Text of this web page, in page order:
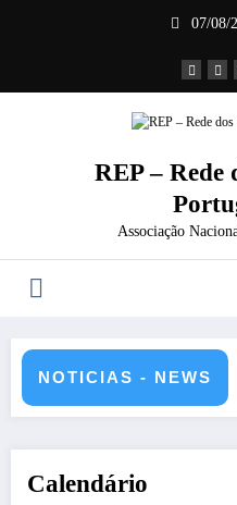
07/08/
REP – Rede
Associação
NOTICIAS - NEWS
REP nas
Calendário